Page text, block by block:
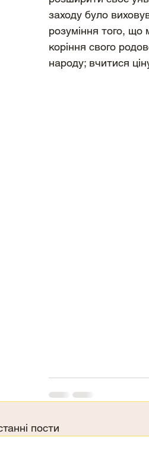
заходу було
розуміння того, що
коріння свого
народу; вчитися
пости